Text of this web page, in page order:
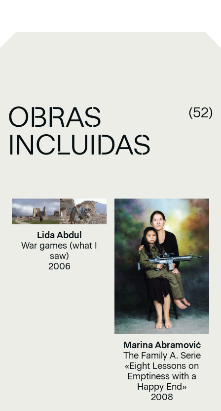
OBRAS
INCLUIDAS
(52)
Lida Abdul
War games (what I
saw)
2006
Marina Abramović
The Family A. Serie
«Eight Lessons on
Emptiness with a
Happy End»
2008